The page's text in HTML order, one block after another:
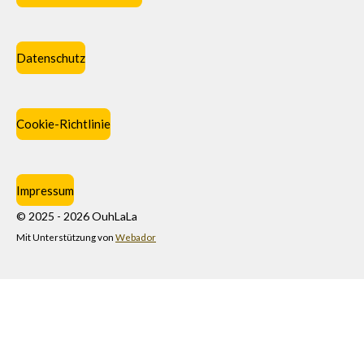
Datenschutz
Cookie-Richtlinie
Impressum
© 2025 - 2026 OuhLaLa
Mit Unterstützung von Webador